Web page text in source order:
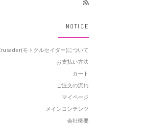
NOTICE
モトクルセイダー)について
お支払い方法
カート
ご注文の流れ
マイページ
メインコンテンツ
会社概要